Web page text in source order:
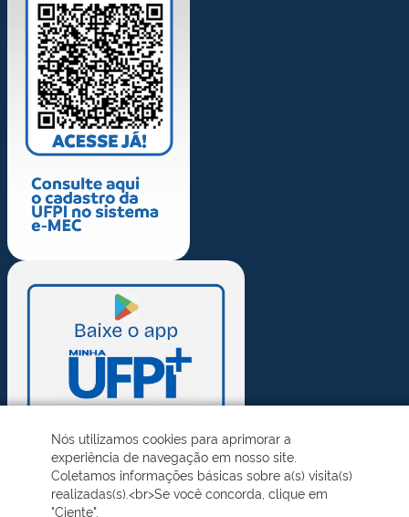
Nós utilizamos cookies para aprimorar a
experiência de navegação em nosso site.
Coletamos informações básicas sobre a(s) visita(s)
realizadas(s).<br>Se você concorda, clique em
"Ciente".